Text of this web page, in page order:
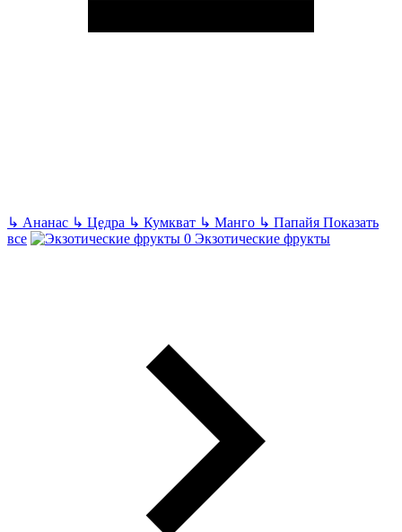
↳ Ананас ↳ Цедра ↳ Кумкват ↳ Манго ↳ Папайя Показать
все
Экзотические фрукты